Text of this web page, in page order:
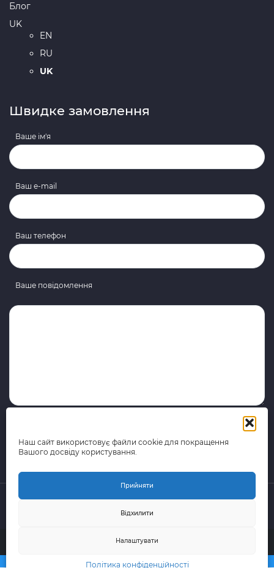
Наш сайт використовує файли cookie для покращення
Вашого досвіду користування.
Прийняти
Відхилити
Налаштувати
Політика конфіденційності
Блог
UK
EN
RU
UK
Швидке замовлення
Ваше ім'я
Ваш e-mail
Ваш телефон
Ваше повідомлення
© 2015-2026 поштово-логістична компанія Portal Express